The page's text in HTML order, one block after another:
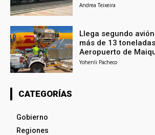
Andrea Teixeira
Llega segundo
más de 13
Aeropuerto de
Yohenli Pacheco
CATEGORÍAS
Gobierno
Regiones